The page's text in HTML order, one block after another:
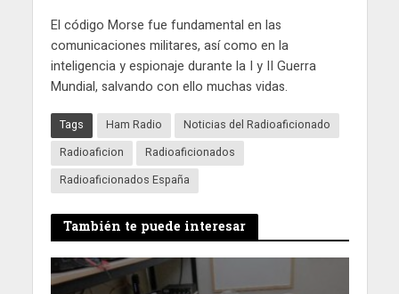
El código Morse fue fundamental en las
comunicaciones militares, así como en la
inteligencia y espionaje durante la I y II Guerra
Mundial, salvando con ello muchas vidas.
Tags Ham Radio
Noticias del Radioaficionado
Radioaficion
Radioaficionados
Radioaficionados España
También te puede interesar